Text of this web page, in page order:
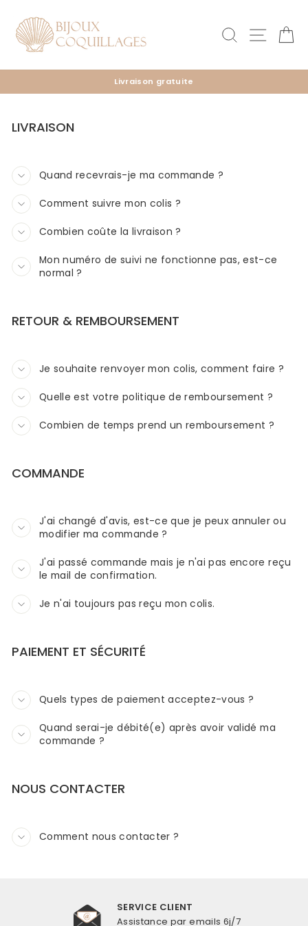
contenu
Rechercher
Diaporama
Livraison gratuite
LIVRAISON
Quand recevrais-je ma commande ?
Comment suivre mon colis ?
Combien coûte la livraison ?
Mon numéro de suivi ne fonctionne pas, est-ce
normal ?
RETOUR & REMBOURSEMENT
Je souhaite renvoyer mon colis, comment faire ?
Quelle est votre politique de remboursement ?
Combien de temps prend un remboursement ?
COMMANDE
J'ai changé d'avis, est-ce que je peux annuler ou
modifier ma commande ?
J'ai passé commande mais je n'ai pas encore reçu
le mail de confirmation.
Je n'ai toujours pas reçu mon colis.
PAIEMENT ET SÉCURITÉ
Quels types de paiement acceptez-vous ?
Quand serai-je débité(e) après avoir validé ma
commande ?
NOUS CONTACTER
Comment nous contacter ?
SERVICE CLIENT
Assistance par emails 6j/7